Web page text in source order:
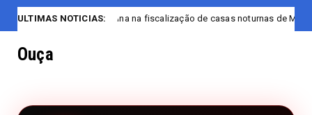
ULTIMAS NOTICIAS:
na fiscalização de casas noturnas de Manaus/AM Bandeira
Ouça